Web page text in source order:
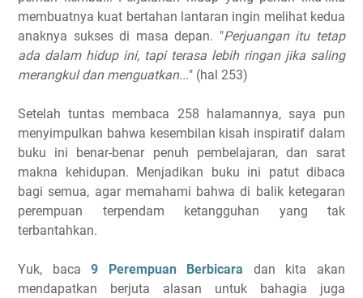
membuatnya kuat bertahan lantaran ingin melihat kedua
anaknya sukses di masa depan. "Perjuangan itu tetap
ada dalam hidup ini, tapi terasa lebih ringan jika saling
merangkul dan menguatkan..." (hal 253)
Setelah tuntas membaca 258 halamannya, saya pun
menyimpulkan bahwa kesembilan kisah inspiratif dalam
buku ini benar-benar penuh pembelajaran, dan sarat
makna kehidupan. Menjadikan buku ini patut dibaca
bagi semua, agar memahami bahwa di balik ketegaran
perempuan terpendam ketangguhan yang tak
terbantahkan.
Yuk, baca9 Perempuan Berbicara dan kita akan
mendapatkan berjuta alasan untuk bahagia juga